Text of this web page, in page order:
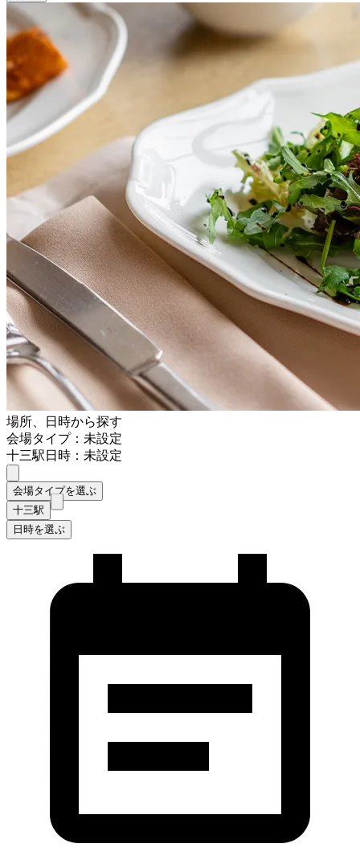
場所、日時から探す
会場タイプ：未設定
十三駅日時：未設定
会場タイプを選ぶ
十三駅
日時を選ぶ